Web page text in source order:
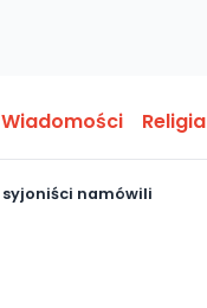
Wiadomości Religia
syjoniści namówili